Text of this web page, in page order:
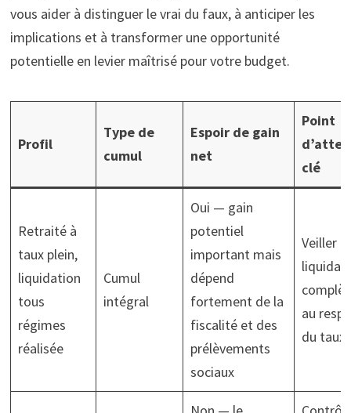
vous aider à distinguer le vrai du faux, à anticiper les
implications et à transformer une opportunité
potentielle en levier maîtrisé pour votre budget.
Profil
Type de
cumul
Espoir de gain
net
Point
clé
Retraité à
taux plein,
liquidation
tous
régimes
réalisée
Cumul
intégral
Oui — gain
potentiel
important mais
dépend
fortement de la
fiscalité et des
prélèvements
sociaux
Veiller à
au
du taux